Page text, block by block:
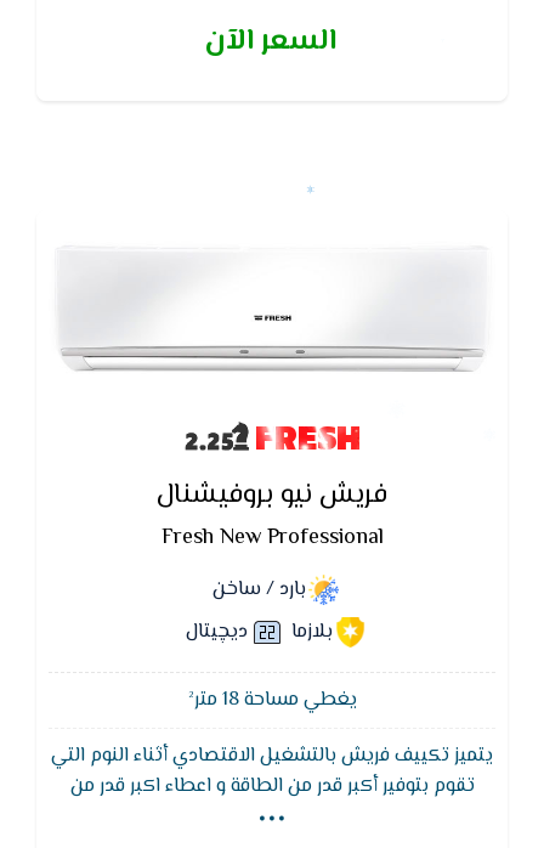
يتمتع بضمان 5 سنوات
السعر الآن
FRESH
فريش نيو بروفيشنال
Fresh New Professional
بارد / ساخن
بلازما
ديچيتال
يغطي مساحة 18 متر²
يتميز تكييف فريش بالتشغيل الاقتصادي أثناء النوم التي
تقوم بتوفير أكبر قدر من الطاقة و اعطاء اكبر قدر من
الراحة أثناء النوم, كما يتميز تكييف فريش ايضا بخاصية
...